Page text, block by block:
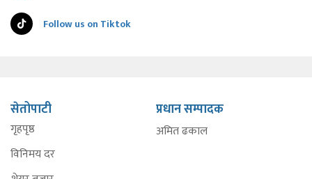
Follow us on Tiktok
सेतोपाटी
गृहपृष्ठ
विनिमय दर
प्रधान सम्पादक
अमित ढकाल